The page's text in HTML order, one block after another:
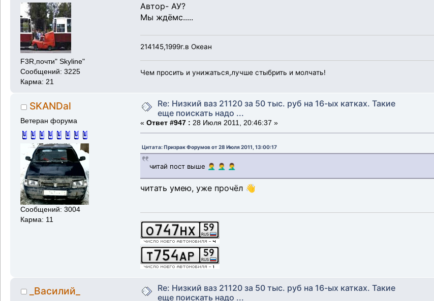
F3R,почти" Skyline"
Сообщений: 3225
Карма: 21
Автор- АУ?
Мы ждёмс.....
214145,1999г.в Океан
Чем просить и унижаться,лучше стыбрить и молчать!
SKANDal
Ветеран форума
Сообщений: 3004
Карма: 11
Re: Низкий ваз 21120 за 50 тыс. руб на 16-ых катках. Такие
еще поискать надо ...
« Ответ #947 : 28 Июля 2011, 20:46:37 »
Цитата: Призрак Форумов от 28 Июля 2011, 13:00:17
читай пост выше 🤦‍♂️ 🤦‍♂️ 🤦‍♂️
читать умею, уже прочёл 👋
_Василий_
Re: Низкий ваз 21120 за 50 тыс. руб на 16-ых катках. Такие
еще поискать надо ...